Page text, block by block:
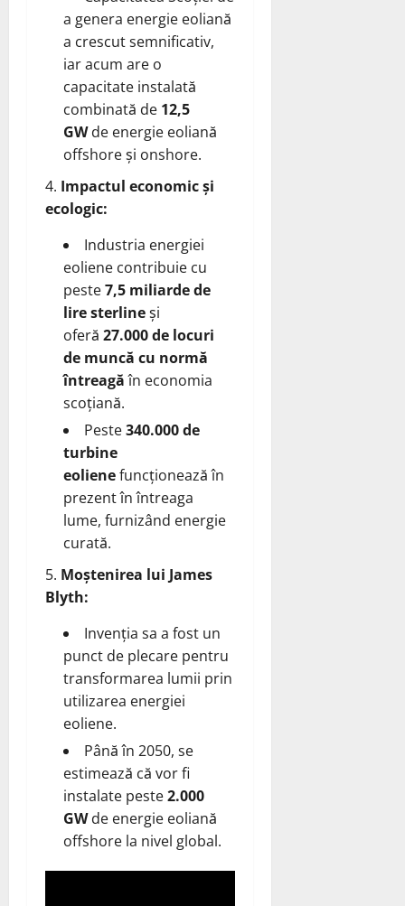
a genera energie eoliană
a crescut semnificativ,
iar acum are o
capacitate instalată
combinată de 12,5
GWde energie eoliană
offshore și onshore.
Impactul economic și
ecologic:
Industria energiei
eoliene contribuie cu
peste7,5 miliarde de
lire sterlineși
oferă 27.000 de locuri
de muncă cu normă
întreagăîn economia
scoțiană.
Peste340.000 de
turbine
eolienefuncționează în
prezent în întreaga
lume, furnizând energie
curată.
Moștenirea lui James
Blyth:
Invenția sa a fost un
punct de plecare pentru
transformarea lumii prin
utilizarea energiei
eoliene.
Până în 2050, se
estimează că vor fi
instalate peste2.000
GWde energie eoliană
offshore la nivel global.